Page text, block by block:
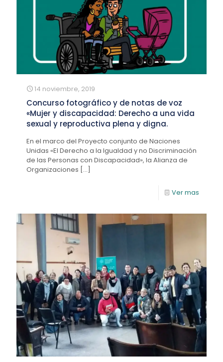
14 noviembre, 2019
Concurso fotográfico y de notas de voz
«Mujer y discapacidad: Derecho a una vida
sexual y reproductiva plena y digna.
En el marco del Proyecto conjunto de Naciones
Unidas «El Derecho a la Igualdad y no Discriminación
de las Personas con Discapacidad», la Alianza de
Organizaciones […]
Ver mas